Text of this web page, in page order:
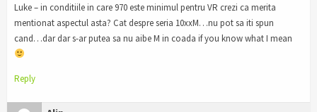
Luke – in conditiile in care 970 este minimul pentru VR crezi ca merita
mentionat aspectul asta? Cat despre seria 10xxM…nu pot sa iti spun
cand…dar dar s-ar putea sa nu aibe M in coada if you know what I mean
Reply